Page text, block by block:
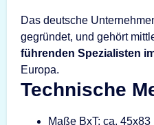
Das deutsche
gegründet, und gehört
führenden Spezialisten
Europa.
Technische
Maße BxT: ca. 45x83